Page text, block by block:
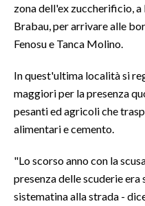
NOTIZIE
EVENTI
3 MINUTI CON
INSULARITÀ
INFO AZIENDE
ABBONATI
zona dell'ex zuccherificio, a
Brabau, per arrivare alle
Fenosu e Tanca Molino.
In quest'ultima località si
maggiori per la presenza
pesanti ed agricoli che
alimentari e cemento.
"Lo scorso anno con la
presenza delle scuderie era
sistematina alla strada -